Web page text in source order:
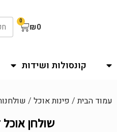
₪0
0
קונסולות ושידות
עמוד הבית/ פינות אוכל /
שולחן